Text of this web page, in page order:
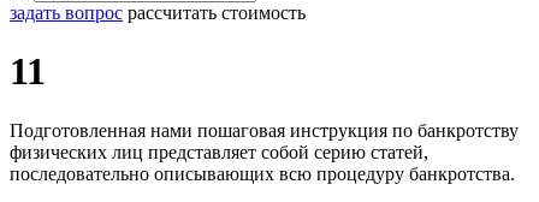
задать вопрос рассчитать стоимость
11
Подготовленная нами пошаговая инструкция по банкротству
физических лиц представляет собой серию статей,
последовательно описывающих всю процедуру банкротства.